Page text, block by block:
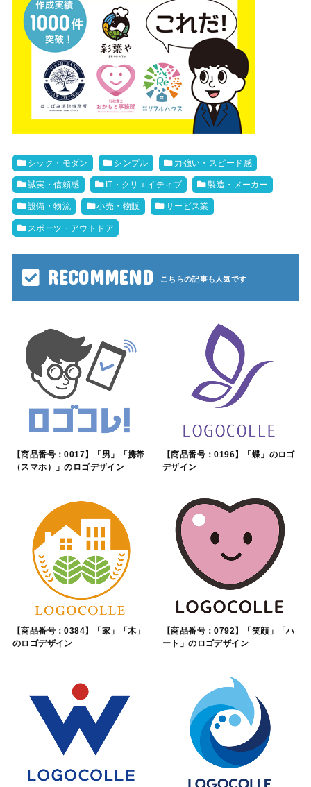
シック・モダン シンプル 力強い・スピード感
誠実・信頼感 IT・クリエイティブ 製造・メーカー
設備・物流 小売・物販 サービス業
スポーツ・アウトドア
RECOMMEND
【商品番号：0017】「男」「携帯
（スマホ）」のロゴデザイン
【商品番号：0196】「蝶」のロゴ
デザイン
【商品番号：0384】「家」「木」
のロゴデザイン
【商品番号：0792】「笑顔」「ハ
ート」のロゴデザイン